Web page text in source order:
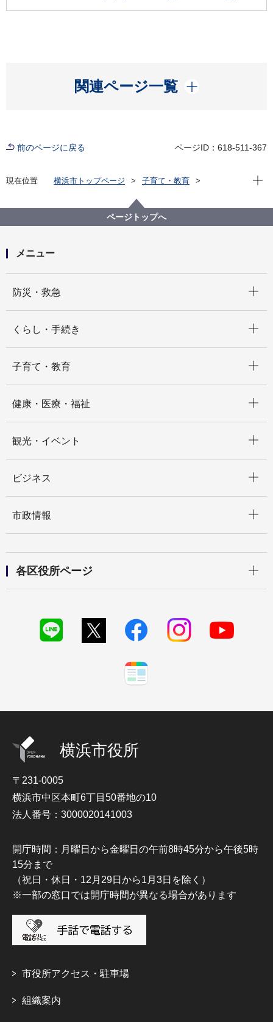
関連ページ一覧
開く
前のページに戻る ページID：618-511-367
現在位置 横浜市トップページ
子育て・教育
幼児を対象とした多様な集団活動事業の利用支援事業
（事業者向け）
現在
ページトップへ
メニュー
防災・救急
くらし・手続き
子育て・教育
健康・医療・福祉
観光・イベント
ビジネス
市政情報
各区役所ページ
横浜市役所
〒231-0005
横浜市中区本町6丁目50番地の10
法人番号：3000020141003
開庁時間：月曜日から金曜日の午前8時45分から午後5時
15分まで
（祝日・休日・12月29日から1月3日を除く）
※一部の窓口では開庁時間が異なる場合があります
市役所アクセス・駐車場
組織案内